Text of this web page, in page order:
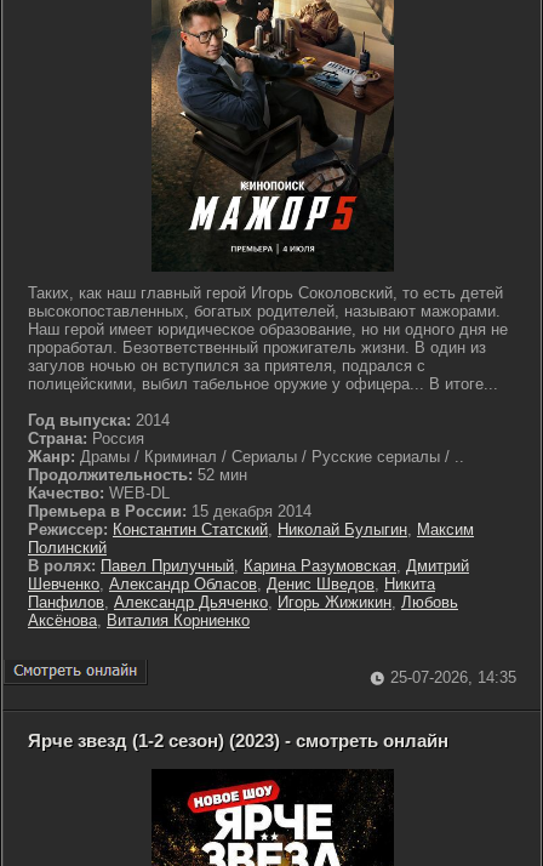
Таких, как наш главный герой Игорь Соколовский, то есть детей
высокопоставленных, богатых родителей, называют мажорами.
Наш герой имеет юридическое образование, но ни одного дня не
проработал. Безответственный прожигатель жизни. В один из
загулов ночью он вступился за приятеля, подрался с
полицейскими, выбил табельное оружие у офицера... В итоге...
Год выпуска: 2014
Страна: Россия
Жанр: Драмы / Криминал / Сериалы / Русские сериалы / ..
Продолжительность: 52 мин
Качество: WEB-DL
Премьера в России: 15 декабря 2014
Режиссер: Константин Статский, Николай Булыгин, Максим
Полинский
В ролях: Павел Прилучный, Карина Разумовская, Дмитрий
Шевченко, Александр Обласов, Денис Шведов, Никита
Панфилов, Александр Дьяченко, Игорь Жижикин, Любовь
Аксёнова, Виталия Корниенко
25-07-2026, 14:35
Ярче звезд (1-2 сезон) (2023) - смотреть онлайн